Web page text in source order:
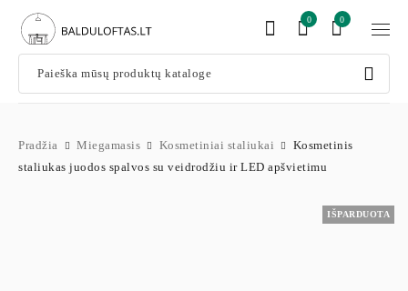
0
0
Pradžia Miegamasis Kosmetiniai staliukai
Kosmetinis
staliukas juodos spalvos su veidrodžiu ir LED apšvietimu
IŠPARDUOTA